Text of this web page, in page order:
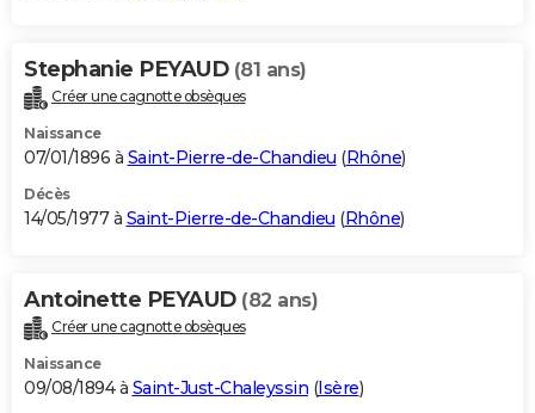
Stephanie PEYAUD (81 ans)
Créer une cagnotte obsèques
Naissance
07/01/1896 à Saint-Pierre-de-Chandieu (Rhône)
Décès
14/05/1977 à Saint-Pierre-de-Chandieu (Rhône)
Antoinette PEYAUD (82 ans)
Créer une cagnotte obsèques
Naissance
09/08/1894 à Saint-Just-Chaleyssin (Isère)